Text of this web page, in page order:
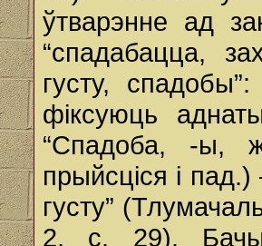
ўтварэнне ад
“спадабацца,
густу,
фіксуюць
“Спадоба, -ы,
прыйсціся і
густу”
2, с. 29).